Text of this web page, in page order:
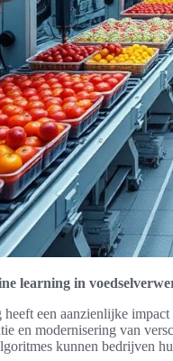
learning in
een aanzienlijke
en modernisering van
kunnen bedrijven